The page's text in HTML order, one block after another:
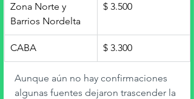
Zona Norte y
Barrios Nordelta
$ 3.500
CABA $ 3.300
Aunque aún no hay confirmaciones
algunas fuentes dejaron trascender la